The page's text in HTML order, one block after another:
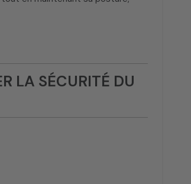
LA SÉCURITÉ DU